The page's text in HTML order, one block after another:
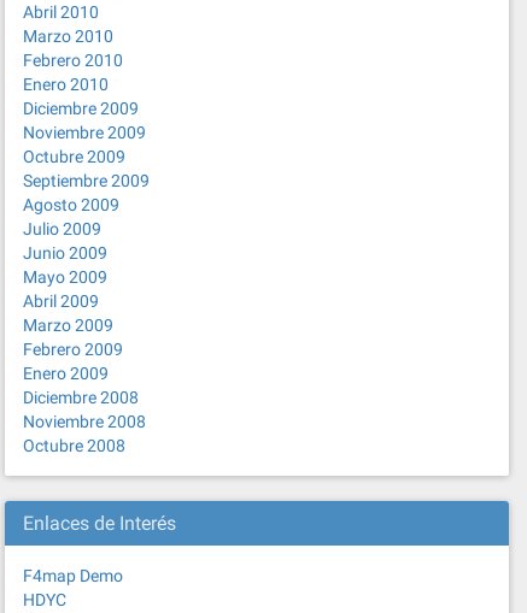
Abril 2010
Marzo 2010
Febrero 2010
Enero 2010
Diciembre 2009
Noviembre 2009
Octubre 2009
Septiembre 2009
Agosto 2009
Julio 2009
Junio 2009
Mayo 2009
Abril 2009
Marzo 2009
Febrero 2009
Enero 2009
Diciembre 2008
Noviembre 2008
Octubre 2008
Enlaces de Interés
F4map Demo
HDYC